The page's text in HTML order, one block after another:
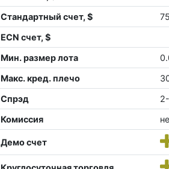
Стандартный счет, $
ECN счет, $
Мин. размер лота
Макс. кред. плечо
Спрэд
Комиссия
Демо счет